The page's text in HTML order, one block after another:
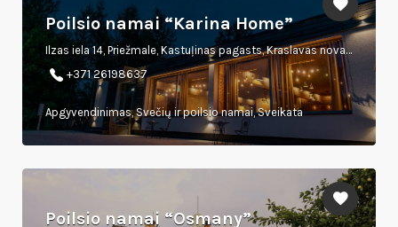
Poilsio namai “Karina Home”
Ilzas iela 14, Priežmale, Kastuļinas pagasts, Kraslavas novads, LV 5685
+371 26198637
Apgyvendinimas, Svečių ir poilsio namai, Sveikata
Poilsio namai “Osmany”